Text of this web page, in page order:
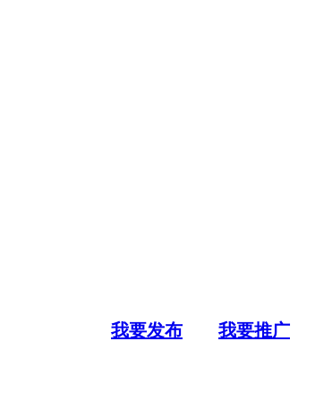
我要发布 我要推广